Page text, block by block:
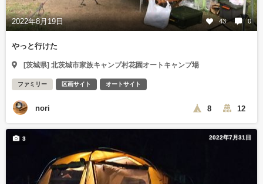
2022年8月19日 43 0
やっと行けた
[茨城県] 北茨城市家族キャンプ村花園オートキャンプ場
ファミリー 区画サイト オートサイト
nori 8 12
2022年7月31日
3